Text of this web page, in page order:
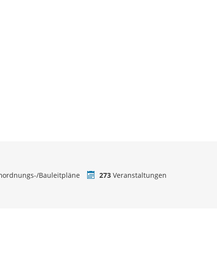
Bauleitpläne 273 Veranstaltungen